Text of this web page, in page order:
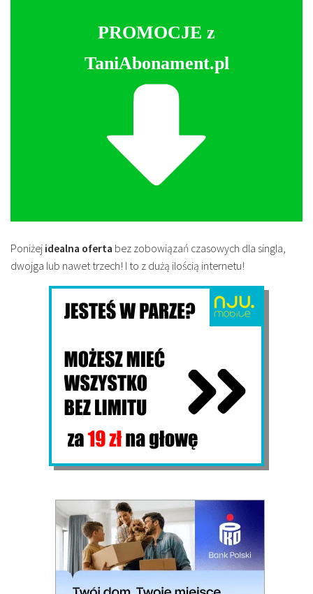
PROMOCJE z
TaniAbonament.pl
Poniżej idealna oferta bez zobowiązań czasowych dla singla,
dwojga lub nawet trzech! I to z dużą ilością internetu!